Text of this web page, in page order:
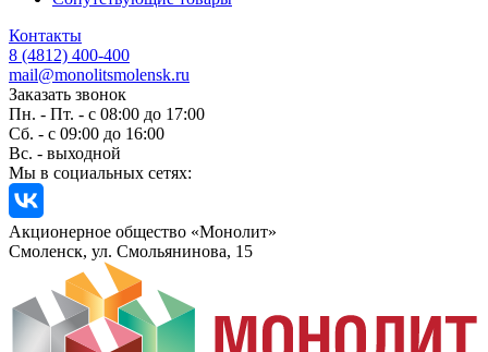
Контакты
8 (4812) 400-400
mail@monolitsmolensk.ru
Заказать звонок
Пн. - Пт. - с 08:00 до 17:00
Сб. - с 09:00 до 16:00
Вс. - выходной
Мы в социальных сетях:
Акционерное общество «Монолит»
Смоленск, ул. Смольянинова, 15